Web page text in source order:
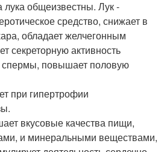
общеизвестны. Лук -
средство, снижает в
обладает желчегонным
секреторную активность
спермы, повышает половую
при гипертрофии
вкусовые качества пищи,
и минеральными веществами,